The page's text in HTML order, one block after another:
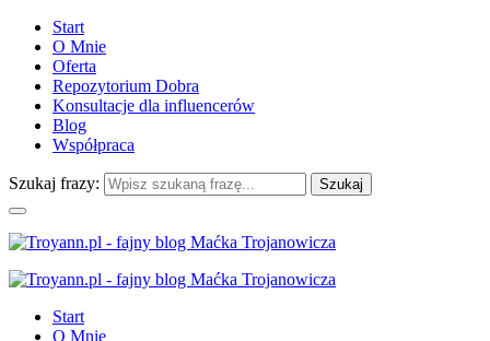
Start
O Mnie
Oferta
Repozytorium Dobra
Konsultacje dla influencerów
Blog
Współpraca
Szukaj frazy:
Start
O Mnie